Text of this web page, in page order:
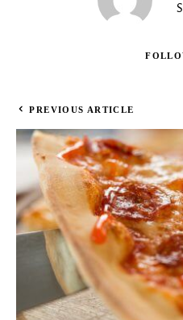
PREVIOUS ARTICLE